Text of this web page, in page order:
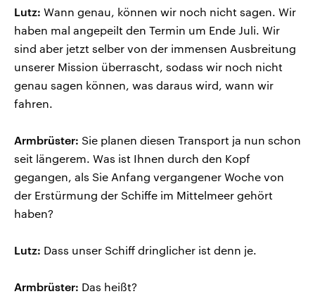
Lutz: Wann genau, können wir noch nicht sagen. Wir
haben mal angepeilt den Termin um Ende Juli. Wir
sind aber jetzt selber von der immensen Ausbreitung
unserer Mission überrascht, sodass wir noch nicht
genau sagen können, was daraus wird, wann wir
fahren.
Armbrüster: Sie planen diesen Transport ja nun schon
seit längerem. Was ist Ihnen durch den Kopf
gegangen, als Sie Anfang vergangener Woche von
der Erstürmung der Schiffe im Mittelmeer gehört
haben?
Lutz: Dass unser Schiff dringlicher ist denn je.
Armbrüster: Das heißt?